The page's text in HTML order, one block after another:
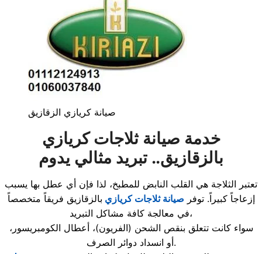
صيانة كريازي الزقازيق
خدمة صيانة ثلاجات كريازي
بالزقازيق.. تبريد مثالي يدوم
تعتبر الثلاجة هي القلب النابض للمطبخ، لذا فإن أي عطل بها يسبب
إزعاجاً كبيراً. توفر صيانة ثلاجات كريازي بالزقازيق فريقاً متخصصاً
في معالجة كافة مشاكل التبريد،
سواء كانت تتعلق بنقص الشحن (الفريون)، أعطال الكومبريسور،
أو انسداد دوائر الصرف.